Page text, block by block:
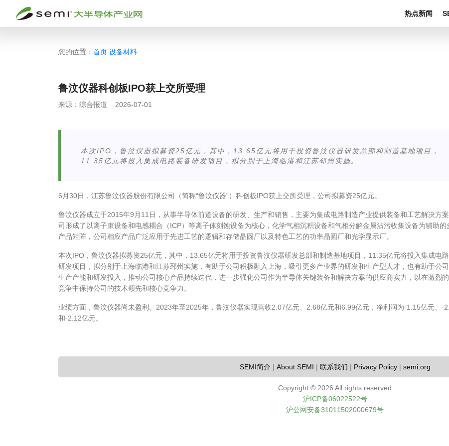
热点新闻
您的位置： 首页 设备材料
鲁汶仪器科创板IPO获上交所受理
来源： 综合报道 2026-07-01
本次IPO，鲁汶仪器拟募资25亿元，其中，13.65亿元将用于投资鲁汶仪器研发总部和制造基地项目，
11.35亿元将投入集成电路装备研发项目，拟分别于上海临港和江苏邳州实施。
6月30日，江苏鲁汶仪器股份有限公司（简称“鲁汶仪器”）科创板IPO获上交所受理，公司拟募资25亿元。
鲁汶仪器成立于2015年9月11日，从事半导体前道设备的研发、生产和销售，主要为集成电路制造产业提供装备和工艺解决方
司形成了以离子束设备和电感耦合（ICP）等离子体刻蚀设备为核心，化学气相沉积设备和气相分解金属沾污收集设备为辅助的
产品矩阵，公司相应产品广泛应用于先进工艺的逻辑和存储晶圆厂以及特色工艺的功率晶圆厂和光学显示厂。
本次IPO，鲁汶仪器拟募资25亿元，其中，13.65亿元将用于投资鲁汶仪器研发总部和制造基地项目，11.35亿元将投入集成电
研发项目，拟分别于上海临港和江苏邳州实施，有助于公司积极融入上海，吸引更多产业界的研发和生产型人才，也有助于公
生产产能和研发投入，推动公司核心产品持续迭代，进一步强化公司作为半导体关键装备和解决方案的供应商实力，以在激烈
竞争中保持公司的技术领先和核心竞争力。
业绩方面，鲁汶仪器尚未盈利。2023年至2025年，鲁汶仪器实现营收2.07亿元、2.68亿元和6.99亿元，净利润为-1.15亿元、-
和-2.12亿元。
SEMI简介 | About SEMI | 联系我们 | Privacy Policy| semi.org
Copyright © 2026 All rights reserved
沪ICP备06022522号
沪公网安备31011502000679号